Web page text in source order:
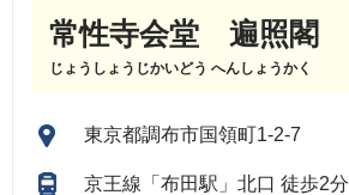
常性寺会堂 遍照閣
じょうしょうじかいどう へんしょうかく
東京都調布市国領町1-2-7
京王線「布田駅」北口 徒歩2分